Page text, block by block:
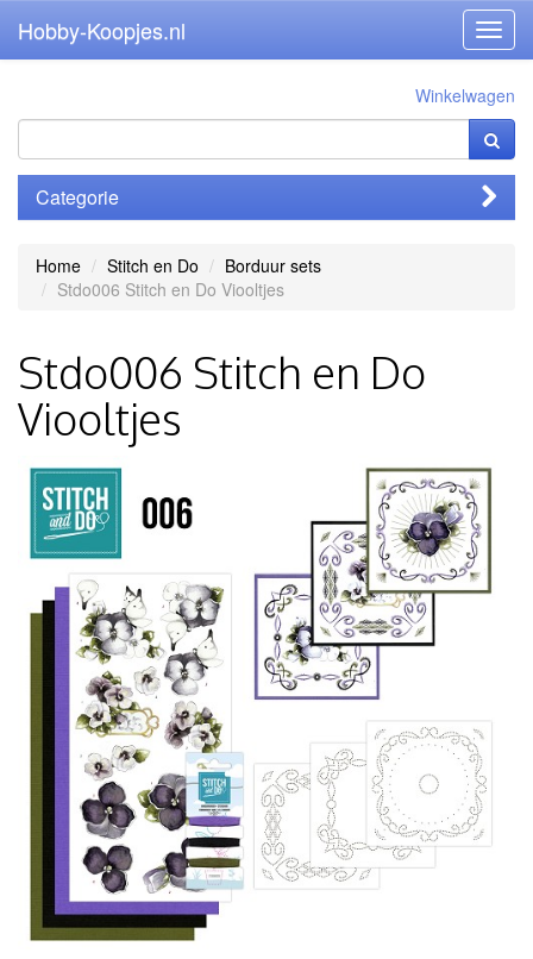
Hobby-Koopjes.nl
Winkelwagen
Categorie
Home Stitch en Do
Borduur sets
Stdo006 Stitch en Do Viooltjes
Stdo006 Stitch en Do
Viooltjes